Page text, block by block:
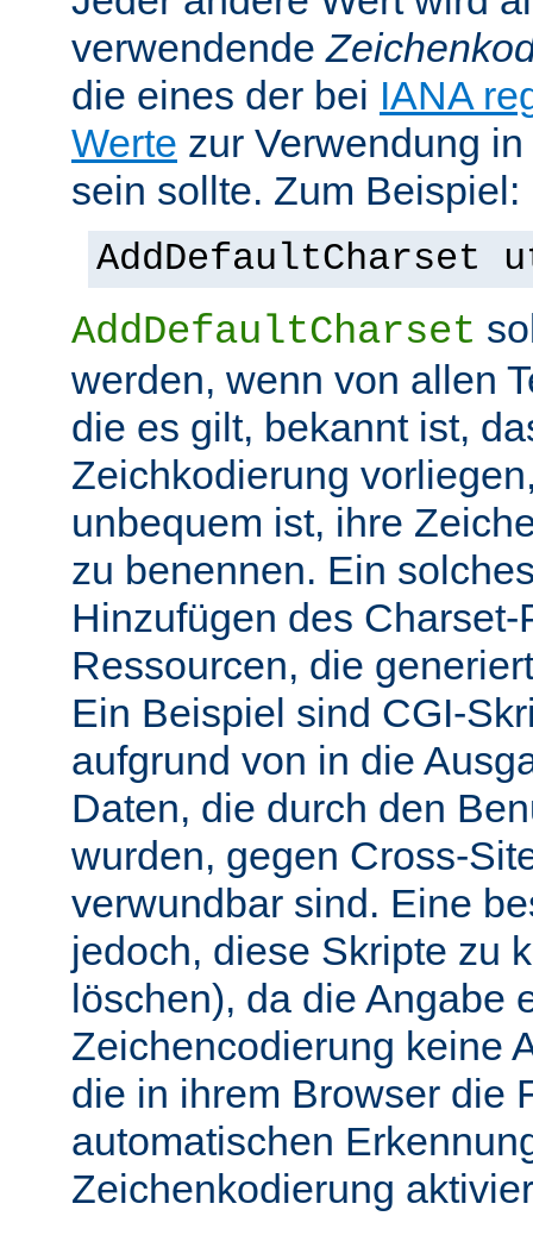
verwendende
die eines der bei IANA
Werte zur Verwendung
sein sollte. Zum Beispiel:
AddDefaultCharset
AddDefaultCharset
werden, wenn von allen
die es gilt, bekannt ist,
Zeichkodierung
unbequem ist, ihre
zu benennen. Ein
Hinzufügen des
Ressourcen, die
Ein Beispiel sind CGI-
aufgrund von in die
Daten, die durch den
wurden, gegen Cross-
verwundbar sind. Eine
jedoch, diese Skripte zu
löschen), da die Angabe
Zeichencodierung keine
die in ihrem Browser die
automatischen
Zeichenkodierung